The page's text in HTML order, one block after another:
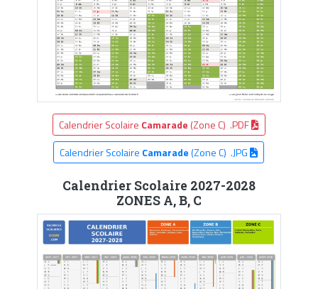
Calendrier Scolaire Camarade (Zone C) .PDF
Calendrier Scolaire Camarade(Zone C) .JPG
Calendrier Scolaire 2027-2028
ZONES A, B, C